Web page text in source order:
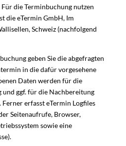
die Terminbuchung nutzen
die eTermin GmbH, Im
Schweiz (nachfolgend
geben Sie die abgefragten
in die dafür vorgesehene
Daten werden für die
ggf. für die Nachbereitung
erfasst eTermin Logfiles
Seitenaufrufe, Browser,
sowie eine